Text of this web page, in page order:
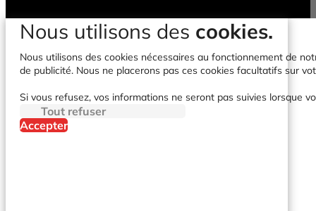
Nous utilisons des cookies.
Nous utilisons des cookies nécessaires au fonctionnement de
de publicité. Nous ne placerons pas ces cookies facultatifs sur
Si vous refusez, vos informations ne seront pas suivies lorsque
Tout refuser
Accepter